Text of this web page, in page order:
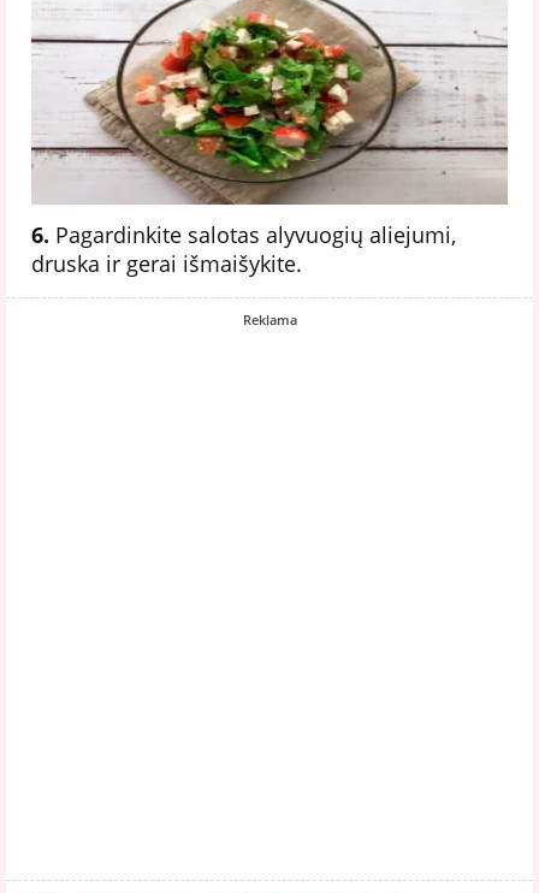
6. Pagardinkite salotas alyvuogių aliejumi,
druska ir gerai išmaišykite.
Reklama